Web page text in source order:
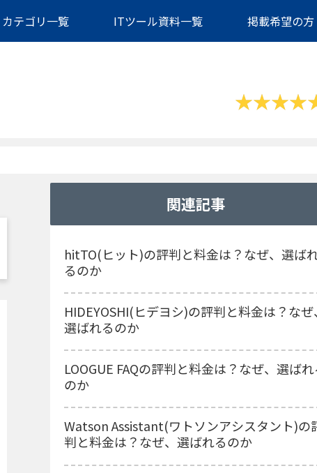
カテゴリ一覧 ITツール資料一覧 掲載希望の方
関連記事
hitTO(ヒット)の評判と料金は？なぜ、選ば
るのか
HIDEYOSHI(ヒデヨシ)の評判と料金は？なぜ
選ばれるのか
LOOGUE FAQの評判と料金は？なぜ、選ば
のか
Watson Assistant(ワトソンアシスタント)の
判と料金は？なぜ、選ばれるのか